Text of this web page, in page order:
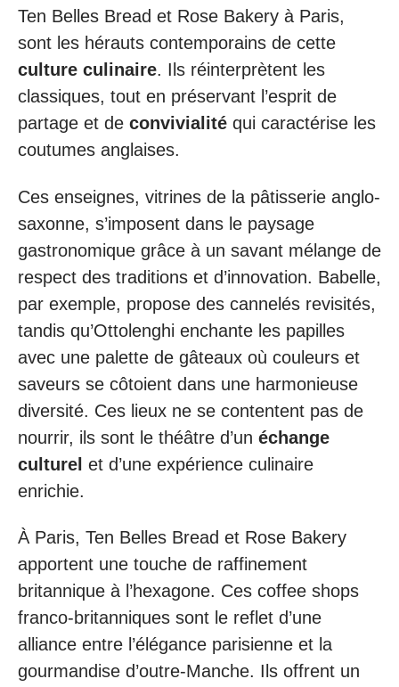
Ten Belles Bread et Rose Bakery à Paris,
sont les hérauts contemporains de cette
culture culinaire. Ils réinterprètent les
classiques, tout en préservant l’esprit de
partage et de convivialité qui caractérise les
coutumes anglaises.
Ces enseignes, vitrines de la pâtisserie anglo-
saxonne, s’imposent dans le paysage
gastronomique grâce à un savant mélange de
respect des traditions et d’innovation. Babelle,
par exemple, propose des cannelés revisités,
tandis qu’Ottolenghi enchante les papilles
avec une palette de gâteaux où couleurs et
saveurs se côtoient dans une harmonieuse
diversité. Ces lieux ne se contentent pas de
nourrir, ils sont le théâtre d’un échange
culturel et d’une expérience culinaire
enrichie.
À Paris, Ten Belles Bread et Rose Bakery
apportent une touche de raffinement
britannique à l’hexagone. Ces coffee shops
franco-britanniques sont le reflet d’une
alliance entre l’élégance parisienne et la
gourmandise d’outre-Manche. Ils offrent un